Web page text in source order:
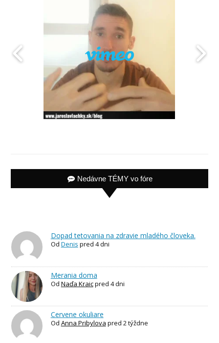
Nedávne TÉMY vo fóre
Dopad tetovania na zdravie mladého človeka.
Od Denis pred 4 dni
Merania doma
Od Naďa Kraicpred 4 dni
Cervene okuliare
Od Anna Pribylova pred 2 týždne